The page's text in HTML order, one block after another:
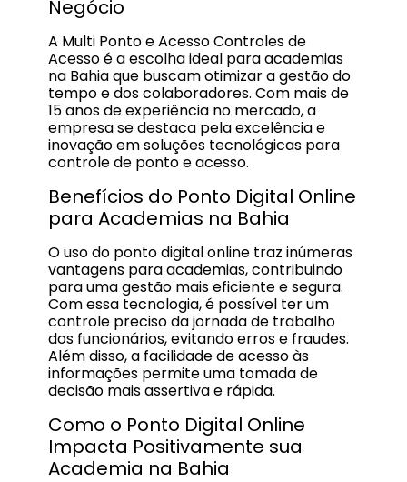
Negócio
A Multi Ponto e Acesso Controles de
Acesso é a escolha ideal para academias
na Bahia que buscam otimizar a gestão do
tempo e dos colaboradores. Com mais de
15 anos de experiência no mercado, a
empresa se destaca pela excelência e
inovação em soluções tecnológicas para
controle de ponto e acesso.
Benefícios do Ponto Digital Online
para Academias na Bahia
O uso do ponto digital online traz inúmeras
vantagens para academias, contribuindo
para uma gestão mais eficiente e segura.
Com essa tecnologia, é possível ter um
controle preciso da jornada de trabalho
dos funcionários, evitando erros e fraudes.
Além disso, a facilidade de acesso às
informações permite uma tomada de
decisão mais assertiva e rápida.
Como o Ponto Digital Online
Impacta Positivamente sua
Academia na Bahia